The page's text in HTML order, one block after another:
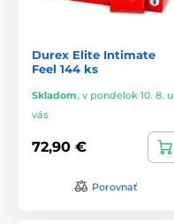
Durex Elite Intimate
Feel 144 ks
Skladom, v pondelok 10. 8. u
vás
72,90 €
Porovnať